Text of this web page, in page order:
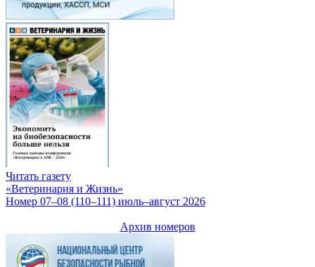
Читать газету
«Ветеринария и Жизнь»
Номер 07–08 (110–111) июль–август 2026
Архив номеров